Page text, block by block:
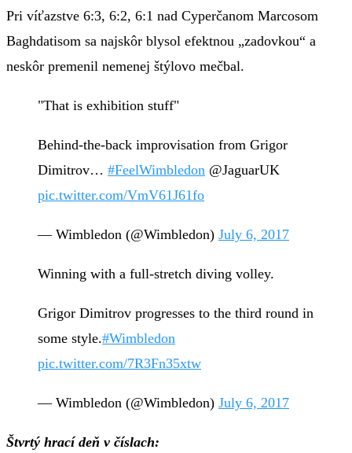
Pri víťazstve 6:3, 6:2, 6:1 nad Cyperčanom Marcosom
Baghdatisom sa najskôr blysol efektnou „zadovkou“ a
neskôr premenil nemenej štýlovo mečbal.
"That is exhibition stuff"
Behind-the-back improvisation from Grigor
Dimitrov… #FeelWimbledon @JaguarUK
pic.twitter.com/VmV61J61fo
— Wimbledon (@Wimbledon) July 6, 2017
Winning with a full-stretch diving volley.
Grigor Dimitrov progresses to the third round in
some style.#Wimbledon
pic.twitter.com/7R3Fn35xtw
— Wimbledon (@Wimbledon) July 6, 2017
Štvrtý hrací deň v číslach: